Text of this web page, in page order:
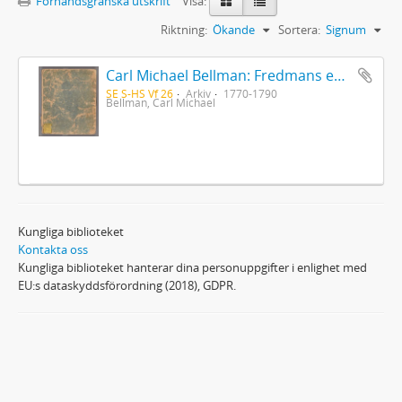
Sortera: Signum
Riktning: Ökande
Carl Michael Bellman: Fredmans epistlar [Nechers ex.]. Ep. 1-50
SE S-HS Vf 26 Arkiv 1770-1790
Bellman, Carl Michael
Kungliga biblioteket
Kontakta oss
Kungliga biblioteket hanterar dina personuppgifter i enlighet med
EU:s dataskyddsförordning (2018), GDPR.